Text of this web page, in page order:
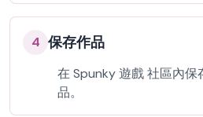
4 保存作品
在 Spunky 遊戲 社區內
品。